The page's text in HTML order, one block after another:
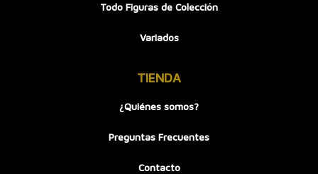
Todo Figuras de Colección
Variados
TIENDA
¿Quiénes somos?
Preguntas Frecuentes
Contacto